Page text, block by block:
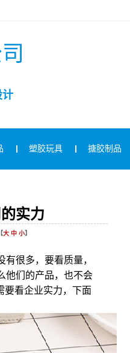
计
塑胶玩具 搪胶制品
实力
大 中 小】
很多，要看质量，
他们的产品，也不会
要看企业实力，下面